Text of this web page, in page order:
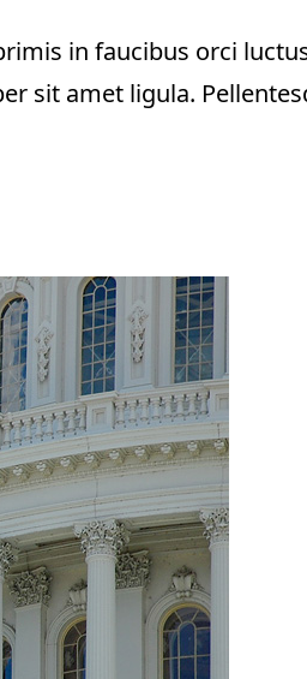
in faucibus orci
sit amet ligula.